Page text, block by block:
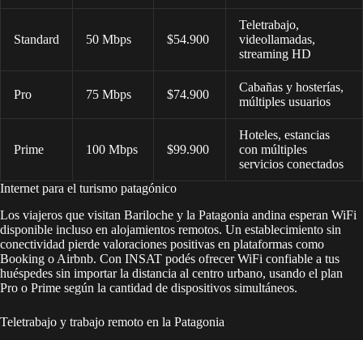
Standard 50 Mbps $54.900
Teletrabajo,
videollamadas,
streaming HD
Pro 75 Mbps $74.900
Cabañas y hosterías,
múltiples usuarios
Prime 100 Mbps $99.900
Hoteles, estancias
con múltiples
servicios conectados
Internet para el turismo patagónico
Los viajeros que visitan Bariloche y la Patagonia andina esperan WiFi
disponible incluso en alojamientos remotos. Un establecimiento sin
conectividad pierde valoraciones positivas en plataformas como
Booking o Airbnb. Con INSAT podés ofrecer WiFi confiable a tus
huéspedes sin importar la distancia al centro urbano, usando el plan
Pro o Prime según la cantidad de dispositivos simultáneos.
Teletrabajo y trabajo remoto en la Patagonia